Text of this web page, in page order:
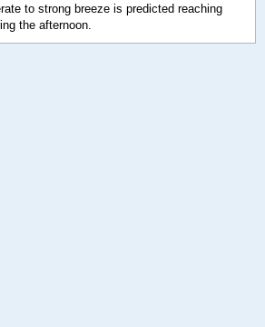
to strong breeze is predicted reaching
the afternoon.